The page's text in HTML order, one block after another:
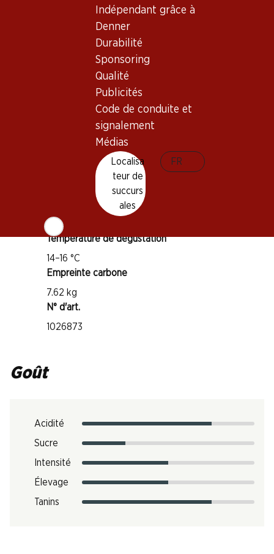
Indépendant grâce à
Denner
Durabilité
Sponsoring
Qualité
Publicités
Code de conduite et
signalement
Médias
Localisa
teur de
succurs
ales
FR
Bon à savoir
Température de dégustation
14–16 °C
Empreinte carbone
7.62 kg
N° d'art.
1026873
Goût
Acidité
Sucre
Intensité
Élevage
Tanins